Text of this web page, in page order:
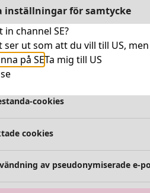
in channel SE?
ser ut som att du vill till US,
på SETa mig till US
inställningar för samtycke
nödvändiga cookies
cookies
cookies
cookies
av pseudonymiserade e-